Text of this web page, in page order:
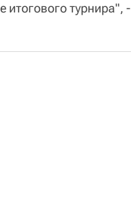
турнира", -